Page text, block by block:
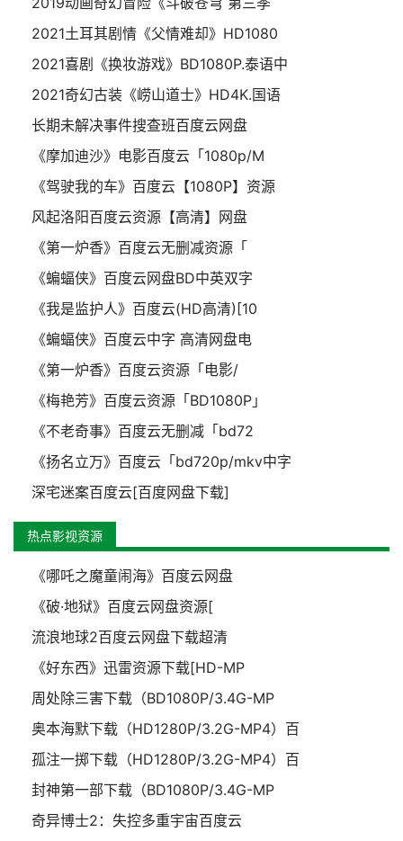
2021土耳其剧情《父情难却》HD1080
2021喜剧《换妆游戏》BD1080P.泰语中
2021奇幻古装《崂山道士》HD4K.国语
长期未解决事件搜查班百度云网盘
《摩加迪沙》电影百度云「1080p/M
《驾驶我的车》百度云【1080P】资源
风起洛阳百度云资源【高清】网盘
《第一炉香》百度云无删减资源「
《蝙蝠侠》百度云网盘BD中英双字
《我是监护人》百度云(HD高清)[10
《蝙蝠侠》百度云中字 高清网盘电
《第一炉香》百度云资源「电影/
《梅艳芳》百度云资源「BD1080P」
《不老奇事》百度云无删减「bd72
《扬名立万》百度云「bd720p/mkv中字
深宅迷案百度云[百度网盘下载]
热点影视资源
《哪吒之魔童闹海》百度云网盘
《破·地狱》百度云网盘资源[
流浪地球2百度云网盘下载超清
《好东西》迅雷资源下载[HD-MP
周处除三害下载（BD1080P/3.4G-MP
奥本海默下载（HD1280P/3.2G-MP4）百
孤注一掷下载（HD1280P/3.2G-MP4）百
封神第一部下载（BD1080P/3.4G-MP
奇异博士2：失控多重宇宙百度云